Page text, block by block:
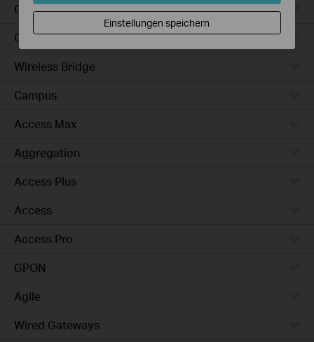
Outdoor
Gateways
Wireless Bridge
Campus
Access Max
Aggregation
Access Plus
Access
Access Pro
GPON
Agile
Wired Gateways
Einstellungen speichern